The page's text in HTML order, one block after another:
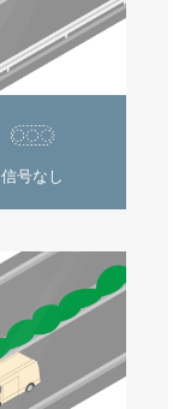
信号なし